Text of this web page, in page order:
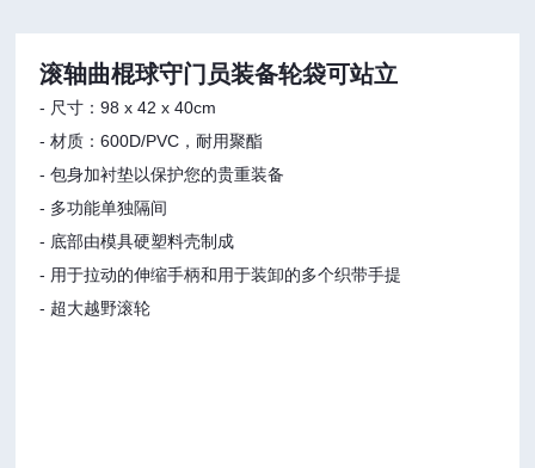
滚轴曲棍球守门员装备轮袋可站立
- 尺寸：98 x 42 x 40cm
- 材质：600D/PVC，耐用聚酯
- 包身加衬垫以保护您的贵重装备
- 多功能单独隔间
- 底部由模具硬塑料壳制成
- 用于拉动的伸缩手柄和用于装卸的多个织带手提
- 超大越野滚轮